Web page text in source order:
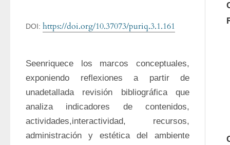
DOI: https://doi.org/10.37073/puriq.3.1.161
Seenriquece los marcos conceptuales,
exponiendo reflexiones a partir de
unadetallada revisión bibliográfica que
analiza indicadores de contenidos,
actividades,interactividad, recursos,
administración y estética del ambiente